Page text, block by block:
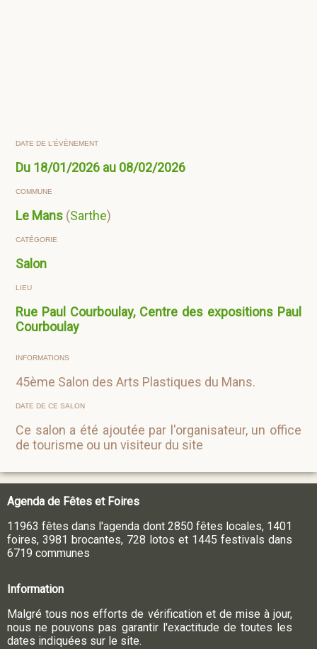
DATE DE L'ÉVÈNEMENT
Du 18/01/2026 au 08/02/2026
COMMUNE
Le Mans (Sarthe)
CATÉGORIE
Salon
LIEU
Rue Paul Courboulay, Centre des expositions Paul
Courboulay
INFORMATIONS
45ème Salon des Arts Plastiques du Mans.
DATE DE CE SALON
Ce salon a été ajoutée par l'organisateur, un office
de tourisme ou un visiteur du site
Agenda de Fêtes et Foires
11963 fêtes dans l'agenda dont 2850 fêtes locales, 1401
foires, 3981 brocantes, 728 lotos et 1445 festivals dans
6719 communes
Information
Malgré tous nos efforts de vérification et de mise à jour,
nous ne pouvons pas garantir l'exactitude de toutes les
dates indiquées sur le site.